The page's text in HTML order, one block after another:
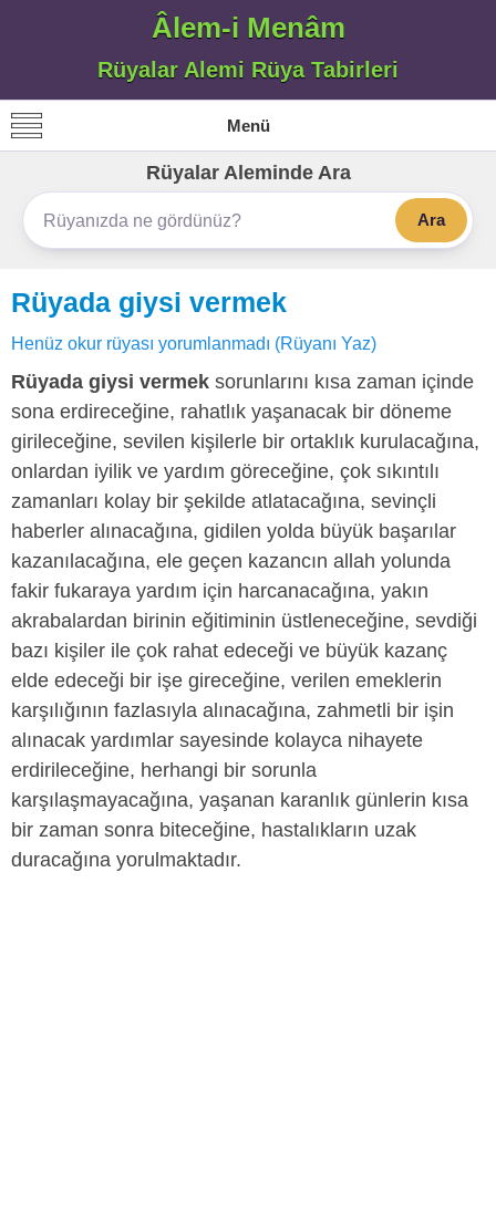
Âlem-i Menâm
Rüyalar Alemi Rüya Tabirleri
Menü
Rüyalar Aleminde Ara
Ara
Rüyada giysi vermek
Henüz okur rüyası yorumlanmadı (Rüyanı Yaz)
Rüyada giysi vermek sorunlarını kısa zaman içinde
sona erdireceğine, rahatlık yaşanacak bir döneme
girileceğine, sevilen kişilerle bir ortaklık kurulacağına,
onlardan iyilik ve yardım göreceğine, çok sıkıntılı
zamanları kolay bir şekilde atlatacağına, sevinçli
haberler alınacağına, gidilen yolda büyük başarılar
kazanılacağına, ele geçen kazancın allah yolunda
fakir fukaraya yardım için harcanacağına, yakın
akrabalardan birinin eğitiminin üstleneceğine, sevdiği
bazı kişiler ile çok rahat edeceği ve büyük kazanç
elde edeceği bir işe gireceğine, verilen emeklerin
karşılığının fazlasıyla alınacağına, zahmetli bir işin
alınacak yardımlar sayesinde kolayca nihayete
erdirileceğine, herhangi bir sorunla
karşılaşmayacağına, yaşanan karanlık günlerin kısa
bir zaman sonra biteceğine, hastalıkların uzak
duracağına yorulmaktadır.